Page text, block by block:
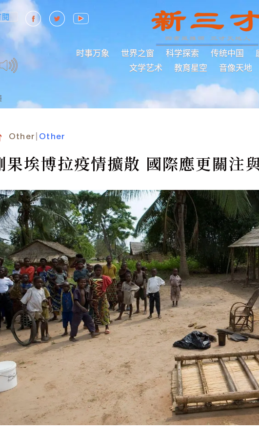
时事万象 世界之窗 科学探索 传统中国
文学艺术
教育星空 音像天地
Other Other
果埃博拉疫情擴散 國際應更關注